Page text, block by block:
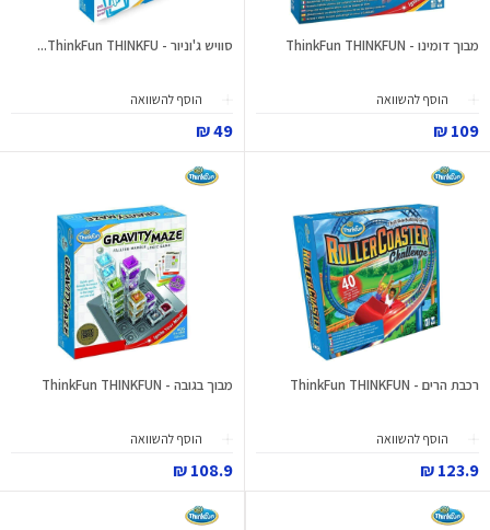
מבוך דומינו - ThinkFun THINKFUN
הוסף להשוואה
109 ₪
סוויש ג'וניור - ThinkFun THINKFU...
הוסף להשוואה
49 ₪
רכבת הרים - ThinkFun THINKFUN
הוסף להשוואה
123.9 ₪
מבוך בגובה - ThinkFun THINKFUN
הוסף להשוואה
108.9 ₪